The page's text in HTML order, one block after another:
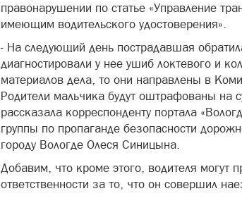
правонарушении по статье «Управление
имеющим водительского удостоверения».
- На следующий день пострадавшая
диагностировали у нее ушиб локтевого и
материалов дела, то они направлены в
Родители мальчика будут оштрафованы на
рассказала корреспонденту портала
группы по пропаганде безопасности
городу Вологде Олеся Синицына.
Добавим, что кроме этого, водителя могут
ответственности за то, что он совершил